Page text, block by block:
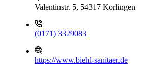
Valentinstr. 5, 54317 Korlingen
(0171) 3329083
https://www.biehl-sanitaer.de